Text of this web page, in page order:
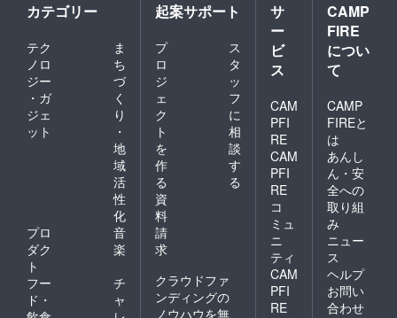
カテゴリー
テク
ノロ
ジー
・ガ
ジェ
ット
ま
ち
づ
く
り
・
地
域
活
性
化
プロ
ダク
ト
音
楽
フー
ド・
チ
ャ
起案サポート
プ
ロ
ジ
ェ
ク
ト
を
作
る
ス
タ
ッ
フ
に
相
談
す
る
資
料
請
求
クラウドファ
ンディングの
ノウハウを無
サ
ー
ビ
ス
CAM
PFI
RE
CAM
PFI
RE
コ
ミュ
ニ
ティ
CAM
PFI
RE
CAMP
FIRE
につい
て
CAMP
FIREと
は
あんし
ん・安
全への
取り組
み
ニュー
ス
ヘルプ
お問い
合わせ